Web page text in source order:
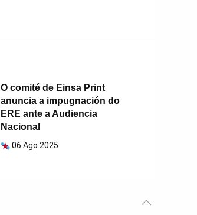
O comité de Einsa Print
anuncia a impugnación do
ERE ante a Audiencia
Nacional
06 Ago 2025